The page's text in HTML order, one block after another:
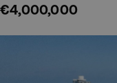
€4,000,000